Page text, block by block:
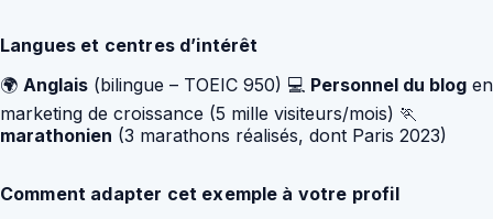
Langues et centres d’intérêt
🌍 Anglais (bilingue – TOEIC 950) 💻 Personnel du blog en
marketing de croissance (5 mille visiteurs/mois) 🏃
marathonien (3 marathons réalisés, dont Paris 2023)
Comment adapter cet exemple à votre profil